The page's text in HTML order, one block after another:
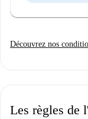
Découvrez nos
Les règles de